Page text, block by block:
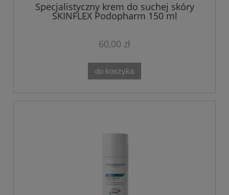
Specjalistyczny krem do suchej skóry
SKINFLEX Podopharm 150 ml
60,00 zł
do koszyka